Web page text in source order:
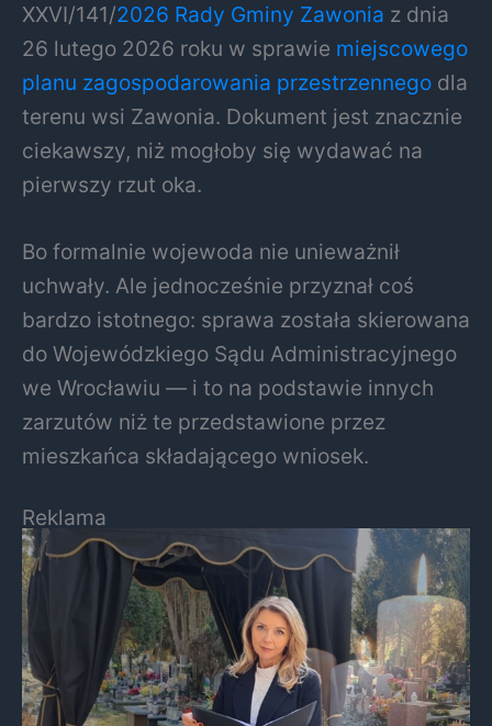
XXVI/141/2026 Rady Gminy Zawonia z dnia
26 lutego 2026 roku w sprawie miejscowego
planu zagospodarowania przestrzennego dla
terenu wsi Zawonia. Dokument jest znacznie
ciekawszy, niż mogłoby się wydawać na
pierwszy rzut oka.
Bo formalnie wojewoda nie unieważnił
uchwały. Ale jednocześnie przyznał coś
bardzo istotnego: sprawa została skierowana
do Wojewódzkiego Sądu Administracyjnego
we Wrocławiu — i to na podstawie innych
zarzutów niż te przedstawione przez
mieszkańca składającego wniosek.
Reklama